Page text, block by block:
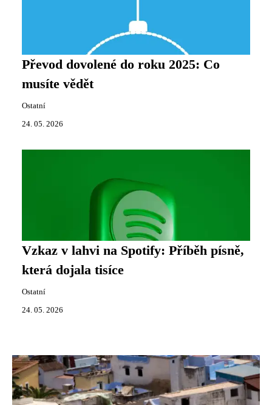
Převod dovolené do roku 2025: Co
musíte vědět
Ostatní
24. 05. 2026
Vzkaz v lahvi na Spotify: Příběh písně,
která dojala tisíce
Ostatní
24. 05. 2026